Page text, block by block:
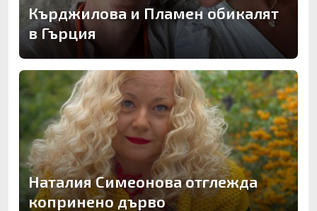
Кърджилова и Пламен обикалят
в Гърция
Наталия Симеонова отглежда
копринено дърво